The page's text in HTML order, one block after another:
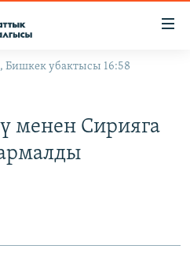
убактысы 16:58
менен Сирияга